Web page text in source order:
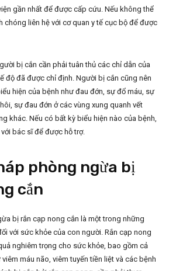
gần nhất để được cấp cứu. Nếu không thể
chóng liên hệ với cơ quan y tế cục bộ để được
bị cắn cần phải tuân thủ các chỉ dẫn của
độ đã được chỉ định. Người bị cắn cũng nên
hiện của bệnh như đau đớn, sự đổ máu, sự
sự đau đớn ở các vùng xung quanh vết
khác. Nếu có bất kỳ biểu hiện nào của bệnh,
bác sĩ để được hỗ trợ.
phòng ngừa bị
cắn
bị rắn cạp nong cắn là một trong những
với sức khỏe của con người. Rắn cạp nong
nghiêm trọng cho sức khỏe, bao gồm cả
máu não, viêm tuyến tiền liệt và các bệnh